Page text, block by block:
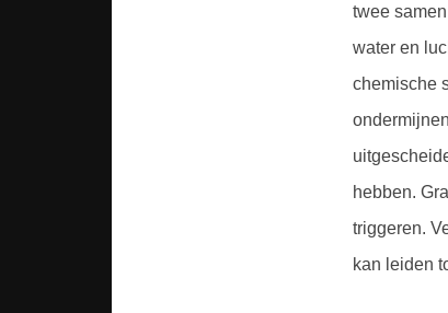
twee
water en
chemische
hebben.
triggeren.
kan leiden